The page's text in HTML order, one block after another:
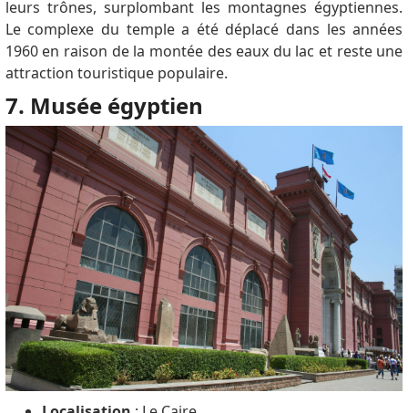
leurs trônes, surplombant les montagnes égyptiennes.
Le complexe du temple a été déplacé dans les années
1960 en raison de la montée des eaux du lac et reste une
attraction touristique populaire.
7. Musée égyptien